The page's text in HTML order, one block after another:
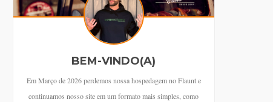
BEM-VINDO(A)
Em Março de 2026 perdemos nossa hospedagem no Flaunt e
continuamos nosso site em um formato mais simples, como